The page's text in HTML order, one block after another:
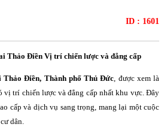
ID : 1601
Thảo Điền Vị trí chiến lược và đẳng cấp
Điền, Thành phố Thủ Đức, được xem là
vị trí chiến lược và đẳng cấp nhất khu vực. Đây
cấp và dịch vụ sang trọng, mang lại một cuộc
dân.